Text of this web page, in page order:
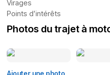
Virages
Points d’intérêts
Photos du trajet à
Ajouter une photo